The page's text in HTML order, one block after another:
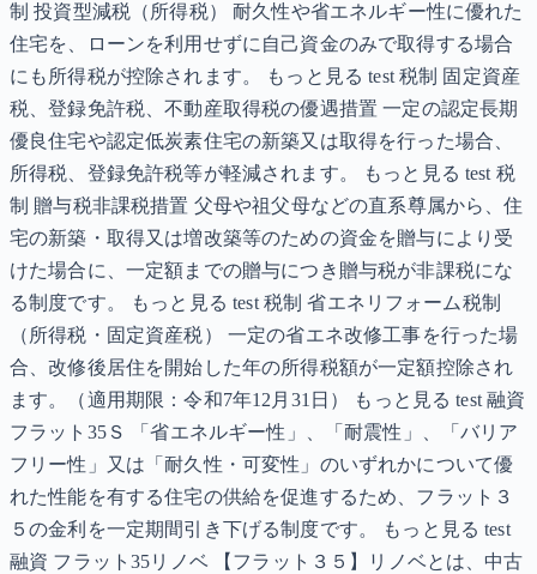
制 投資型減税（所得税） 耐久性や省エネルギー性に優れた
住宅を、ローンを利用せずに自己資金のみで取得する場合
にも所得税が控除されます。 もっと見る test 税制 固定資産
税、登録免許税、不動産取得税の優遇措置 一定の認定長期
優良住宅や認定低炭素住宅の新築又は取得を行った場合、
所得税、登録免許税等が軽減されます。 もっと見る test 税
制 贈与税非課税措置 父母や祖父母などの直系尊属から、住
宅の新築・取得又は増改築等のための資金を贈与により受
けた場合に、一定額までの贈与につき贈与税が非課税にな
る制度です。 もっと見る test 税制 省エネリフォーム税制
（所得税・固定資産税） 一定の省エネ改修工事を行った場
合、改修後居住を開始した年の所得税額が一定額控除され
ます。（適用期限：令和7年12月31日） もっと見る test 融資
フラット35Ｓ 「省エネルギー性」、「耐震性」、「バリア
フリー性」又は「耐久性・可変性」のいずれかについて優
れた性能を有する住宅の供給を促進するため、フラット３
５の金利を一定期間引き下げる制度です。 もっと見る test
融資 フラット35リノベ 【フラット３５】リノベとは、中古